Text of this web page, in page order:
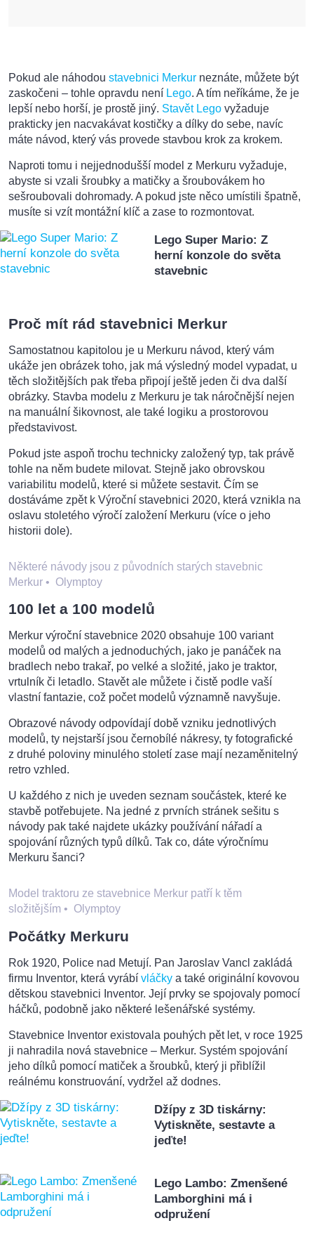
Pokud ale náhodou stavebnici Merkur neznáte, můžete být
zaskočeni – tohle opravdu není Lego. A tím neříkáme, že je
lepší nebo horší, je prostě jiný. Stavět Lego vyžaduje
prakticky jen nacvakávat kostičky a dílky do sebe, navíc
máte návod, který vás provede stavbou krok za krokem.
Naproti tomu i nejjednodušší model z Merkuru vyžaduje,
abyste si vzali šroubky a matičky a šroubovákem ho
sešroubovali dohromady. A pokud jste něco umístili špatně,
musíte si vzít montážní klíč a zase to rozmontovat.
Lego Super Mario: Z
herní konzole do světa
stavebnic
Proč mít rád stavebnici Merkur
Samostatnou kapitolou je u Merkuru návod, který vám
ukáže jen obrázek toho, jak má výsledný model vypadat, u
těch složitějších pak třeba připojí ještě jeden či dva další
obrázky. Stavba modelu z Merkuru je tak náročnější nejen
na manuální šikovnost, ale také logiku a prostorovou
představivost.
Pokud jste aspoň trochu technicky založený typ, tak právě
tohle na něm budete milovat. Stejně jako obrovskou
variabilitu modelů, které si můžete sestavit. Čím se
dostáváme zpět k Výroční stavebnici 2020, která vznikla na
oslavu stoletého výročí založení Merkuru (více o jeho
historii dole).
Některé návody jsou z původních starých stavebnic
Merkur • Olymptoy
100 let a 100 modelů
Merkur výroční stavebnice 2020 obsahuje 100 variant
modelů od malých a jednoduchých, jako je panáček na
bradlech nebo trakař, po velké a složité, jako je traktor,
vrtulník či letadlo. Stavět ale můžete i čistě podle vaší
vlastní fantazie, což počet modelů významně navyšuje.
Obrazové návody odpovídají době vzniku jednotlivých
modelů, ty nejstarší jsou černobílé nákresy, ty fotografické
z druhé poloviny minulého století zase mají nezaměnitelný
retro vzhled.
U každého z nich je uveden seznam součástek, které ke
stavbě potřebujete. Na jedné z prvních stránek sešitu s
návody pak také najdete ukázky používání nářadí a
spojování různých typů dílků. Tak co, dáte výročnímu
Merkuru šanci?
Model traktoru ze stavebnice Merkur patří k těm
složitějším • Olymptoy
Počátky Merkuru
Rok 1920, Police nad Metují. Pan Jaroslav Vancl zakládá
firmu Inventor, která vyrábí vláčky a také originální kovovou
dětskou stavebnici Inventor. Její prvky se spojovaly pomocí
háčků, podobně jako některé lešenářské systémy.
Stavebnice Inventor existovala pouhých pět let, v roce 1925
ji nahradila nová stavebnice – Merkur. Systém spojování
jeho dílků pomocí matiček a šroubků, který ji přiblížil
reálnému konstruování, vydržel až dodnes.
Džípy z 3D tiskárny:
Vytiskněte, sestavte a
jeďte!
Lego Lambo: Zmenšené
Lamborghini má i
odpružení